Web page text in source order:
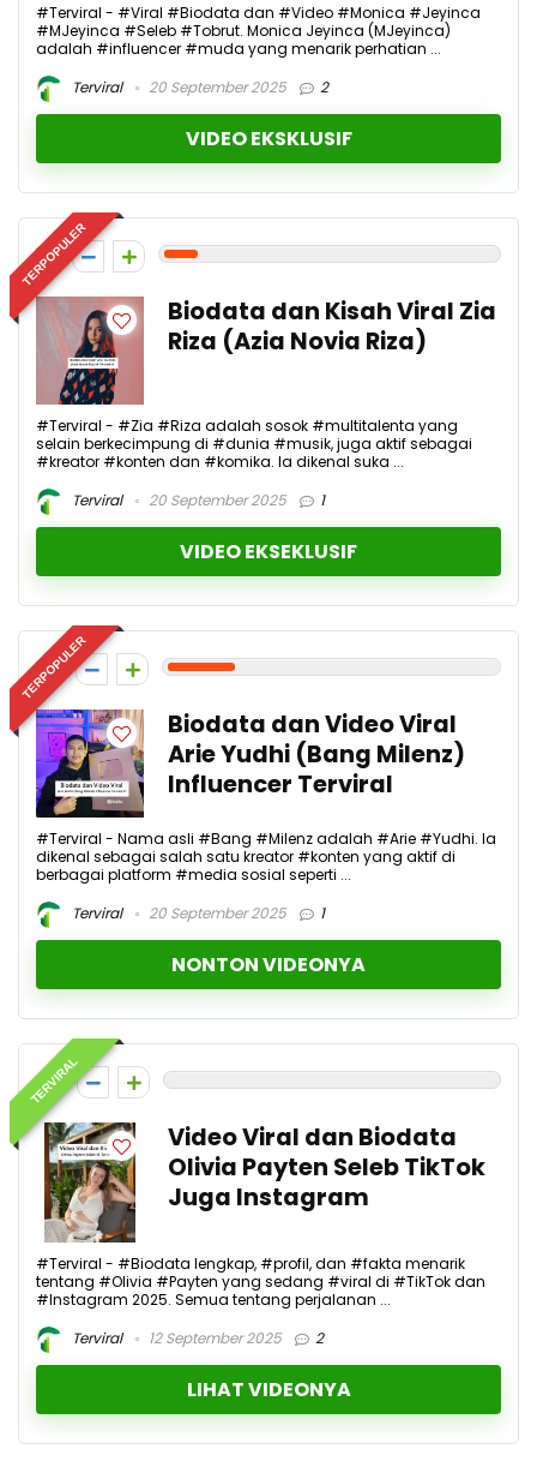
#Terviral - #Viral #Biodata dan #Video #Monica #Jeyinca
#MJeyinca #Seleb #Tobrut. Monica Jeyinca (MJeyinca)
adalah #influencer #muda yang menarik perhatian ...
Terviral
20 September 2025 2
VIDEO EKSKLUSIF
TERPOPULER
1
Biodata dan Kisah Viral Zia
Riza (Azia Novia Riza)
#Terviral - #Zia #Riza adalah sosok #multitalenta yang
selain berkecimpung di #dunia #musik, juga aktif sebagai
#kreator #konten dan #komika. Ia dikenal suka ...
Terviral
20 September 2025 1
VIDEO EKSEKLUSIF
TERPOPULER
2
Biodata dan Video Viral
Arie Yudhi (Bang Milenz)
Influencer Terviral
#Terviral - Nama asli #Bang #Milenz adalah #Arie #Yudhi. Ia
dikenal sebagai salah satu kreator #konten yang aktif di
berbagai platform #media sosial seperti ...
Terviral
20 September 2025 1
NONTON VIDEONYA
TERVIRAL
0
Video Viral dan Biodata
Olivia Payten Seleb TikTok
Juga Instagram
#Terviral - #Biodata lengkap, #profil, dan #fakta menarik
tentang #Olivia #Payten yang sedang #viral di #TikTok dan
#Instagram 2025. Semua tentang perjalanan ...
Terviral
12 September 2025 2
LIHAT VIDEONYA